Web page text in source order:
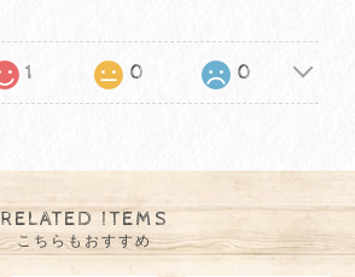
1 0 0
RELATED ITEMS
こちらもおすすめ